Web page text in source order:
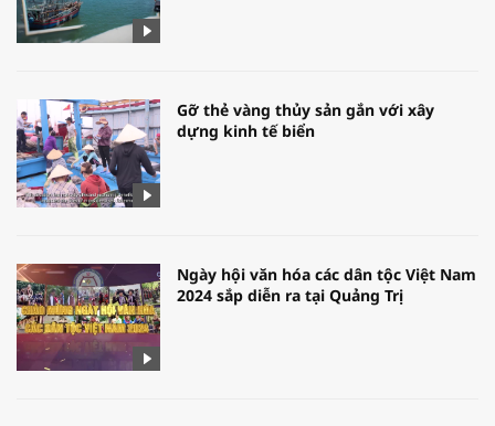
Gỡ thẻ vàng thủy sản gắn với xây
dựng kinh tế biển
Ngày hội văn hóa các dân tộc Việt Nam
2024 sắp diễn ra tại Quảng Trị